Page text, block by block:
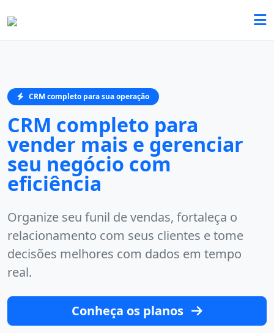
CRM completo para sua operação
CRM completo para
vender mais e gerenciar
seu negócio com
eficiência
Organize seu funil de vendas, fortaleça o
relacionamento com seus clientes e tome
decisões melhores com dados em tempo
real.
Conheça os planos